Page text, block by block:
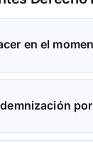
en el